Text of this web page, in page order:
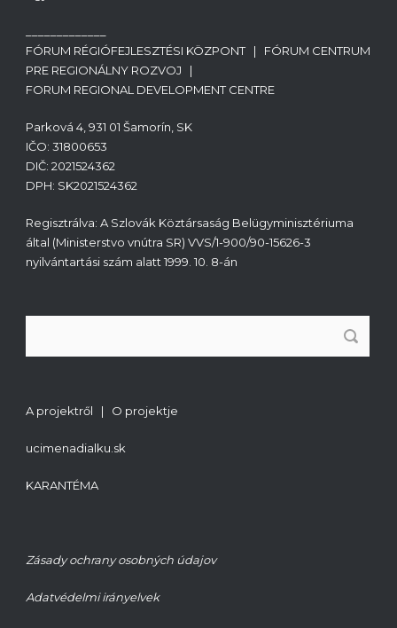
FÓRUM RÉGIÓFEJLESZTÉSI KÖZPONT | FÓRUM CENTRUM
PRE REGIONÁLNY ROZVOJ |
FORUM REGIONAL DEVELOPMENT CENTRE
Parková 4, 931 01 Šamorín, SK
IČO: 31800653
DIČ: 2021524362
DPH: SK2021524362
Regisztrálva: A Szlovák Köztársaság Belügyminisztériuma
által (Ministerstvo vnútra SR) VVS/1-900/90-15626-3
nyilvántartási szám alatt 1999. 10. 8-án
A projektről | O projektje
ucimenadialku.sk
KARANTÉMA
Zásady ochrany osobných údajov
Adatvédelmi irányelvek